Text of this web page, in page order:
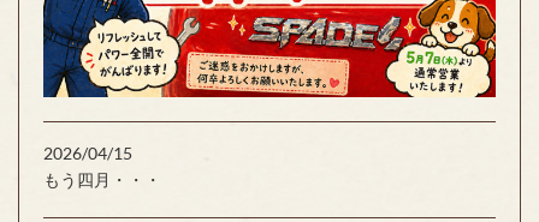
2026/04/15
もう四月・・・